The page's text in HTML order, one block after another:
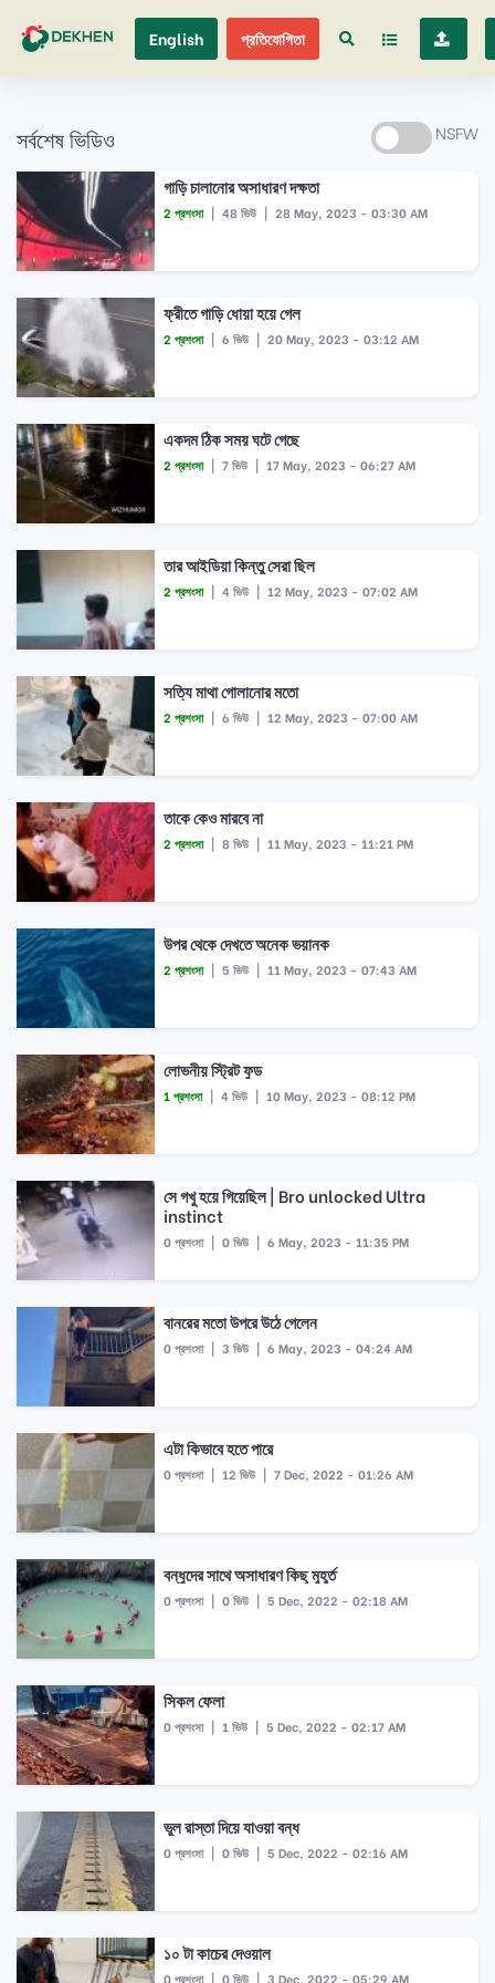
English প্রতিযোগিতা
সর্বশেষ ভিডিও NSFW
গাড়ি চালানোর অসাধারণ দক্ষতা
2 প্রশংসা | 48 ভিউ | 28 May, 2023 - 03:30 AM
ফ্রীতে গাড়ি ধোয়া হয়ে গেল
2 প্রশংসা | 6 ভিউ | 20 May, 2023 - 03:12 AM
একদম ঠিক সময় ঘটে গেছে
2 প্রশংসা | 7 ভিউ | 17 May, 2023 - 06:27 AM
তার আইডিয়া কিন্তু সেরা ছিল
2 প্রশংসা | 4 ভিউ | 12 May, 2023 - 07:02 AM
সত্যি মাথা গোলানোর মতো
2 প্রশংসা | 6 ভিউ | 12 May, 2023 - 07:00 AM
তাকে কেও মারবে না
2 প্রশংসা | 8 ভিউ | 11 May, 2023 - 11:21 PM
উপর থেকে দেখতে অনেক ভয়ানক
2 প্রশংসা | 5 ভিউ | 11 May, 2023 - 07:43 AM
লোভনীয় স্ট্রিট ফুড
1 প্রশংসা | 4 ভিউ | 10 May, 2023 - 08:12 PM
সে গখু হয়ে গিয়েছিল | Bro unlocked Ultra
instinct
0 প্রশংসা | 0 ভিউ | 6 May, 2023 - 11:35 PM
বানরের মতো উপরে উঠে গেলেন
0 প্রশংসা | 3 ভিউ | 6 May, 2023 - 04:24 AM
এটা কিভাবে হতে পারে
0 প্রশংসা | 12 ভিউ | 7 Dec, 2022 - 01:26 AM
বন্ধুদের সাথে অসাধারণ কিছু মুহূর্ত
0 প্রশংসা | 0 ভিউ | 5 Dec, 2022 - 02:18 AM
সিকল ফেলা
0 প্রশংসা | 1 ভিউ | 5 Dec, 2022 - 02:17 AM
ভুল রাস্তা দিয়ে যাওয়া বন্ধ
0 প্রশংসা | 0 ভিউ | 5 Dec, 2022 - 02:16 AM
১০ টা কাচের দেওয়াল
0 প্রশংসা | 0 ভিউ | 3 Dec, 2022 - 05:29 AM